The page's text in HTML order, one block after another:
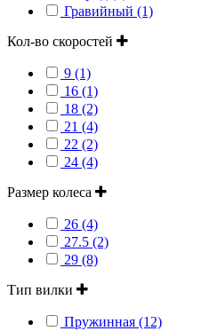
Гравийный (1)
Кол-во скоростей
9 (1)
16 (1)
18 (2)
21 (4)
22 (2)
24 (4)
Размер колеса
26 (4)
27.5 (2)
29 (8)
Тип вилки
Пружинная (12)